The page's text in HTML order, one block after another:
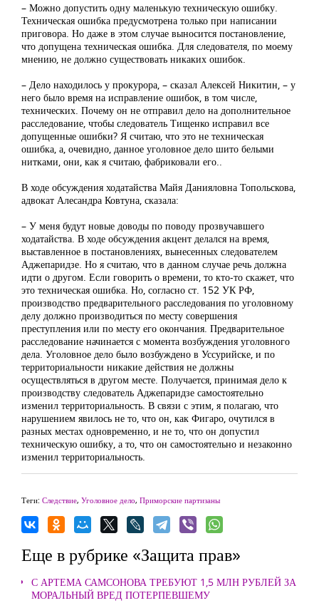
– Можно допустить одну маленькую техническую ошибку.
Техническая ошибка предусмотрена только при написании
приговора. Но даже в этом случае выносится постановление,
что допущена техническая ошибка. Для следователя, по моему
мнению, не должно существовать никаких ошибок.
– Дело находилось у прокурора, – сказал Алексей Никитин, – у
него было время на исправление ошибок, в том числе,
технических. Почему он не отправил дело на дополнительное
расследование, чтобы следователь Тищенко исправил все
допущенные ошибки? Я считаю, что это не техническая
ошибка, а, очевидно, данное уголовное дело шито белыми
нитками, они, как я считаю, фабриковали его..
В ходе обсуждения ходатайства Майя Данияловна Топольскова,
адвокат Алесандра Ковтуна, сказала:
– У меня будут новые доводы по поводу прозвучавшего
ходатайства. В ходе обсуждения акцент делался на время,
выставленное в постановлениях, вынесенных следователем
Аджепаридзе. Но я считаю, что в данном случае речь должна
идти о другом. Если говорить о времени, то кто-то скажет, что
это техническая ошибка. Но, согласно ст. 152 УК РФ,
производство предварительного расследования по уголовному
делу должно производиться по месту совершения
преступления или по месту его окончания. Предварительное
расследование начинается с момента возбуждения уголовного
дела. Уголовное дело было возбуждено в Уссурийске, и по
территориальности никакие действия не должны
осуществляться в другом месте. Получается, принимая дело к
производству следователь Аджепаридзе самостоятельно
изменил территориальность. В связи с этим, я полагаю, что
нарушением явилось не то, что он, как Фигаро, очутился в
разных местах одновременно, и не то, что он допустил
техническую ошибку, а то, что он самостоятельно и незаконно
изменил территориальность.
Теги: Следствие, Уголовное дело, Приморские партизаны
Еще в рубрике «Защита прав»
С АРТЕМА САМСОНОВА ТРЕБУЮТ 1,5 МЛН РУБЛЕЙ ЗА
МОРАЛЬНЫЙ ВРЕД ПОТЕРПЕВШЕМУ